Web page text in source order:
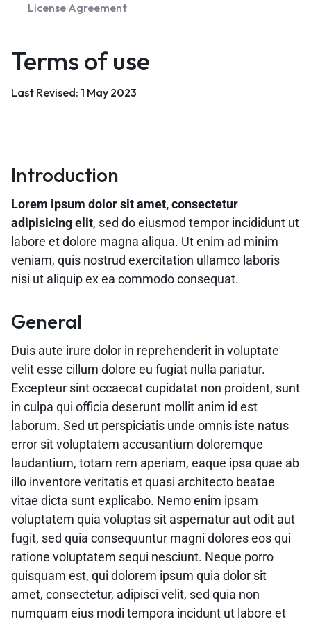
License Agreement
Terms of use
Last Revised: 1 May 2023
Introduction
Lorem ipsum dolor sit amet, consectetur
adipisicing elit, sed do eiusmod tempor incididunt ut
labore et dolore magna aliqua. Ut enim ad minim
veniam, quis nostrud exercitation ullamco laboris
nisi ut aliquip ex ea commodo consequat.
General
Duis aute irure dolor in reprehenderit in voluptate
velit esse cillum dolore eu fugiat nulla pariatur.
Excepteur sint occaecat cupidatat non proident, sunt
in culpa qui officia deserunt mollit anim id est
laborum. Sed ut perspiciatis unde omnis iste natus
error sit voluptatem accusantium doloremque
laudantium, totam rem aperiam, eaque ipsa quae ab
illo inventore veritatis et quasi architecto beatae
vitae dicta sunt explicabo. Nemo enim ipsam
voluptatem quia voluptas sit aspernatur aut odit aut
fugit, sed quia consequuntur magni dolores eos qui
ratione voluptatem sequi nesciunt. Neque porro
quisquam est, qui dolorem ipsum quia dolor sit
amet, consectetur, adipisci velit, sed quia non
numquam eius modi tempora incidunt ut labore et